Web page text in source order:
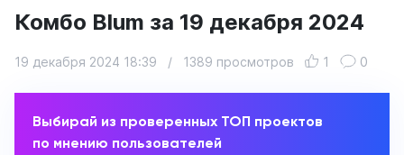
Комбо Blum за 19 декабря 2024
19 декабря 2024 18:39 / 1389 просмотров 1 0
Выбирай из проверенных ТОП проектов
по мнению пользователей